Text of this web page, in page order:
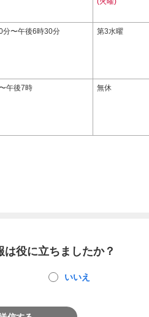
分〜午後6時30分 第3水曜
午後7時 無休
は役に立ちましたか？
いいえ